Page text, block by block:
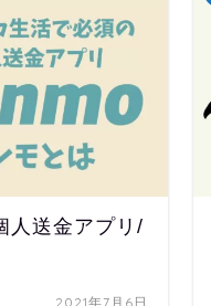
人送金アプリ/
2021年7月6日